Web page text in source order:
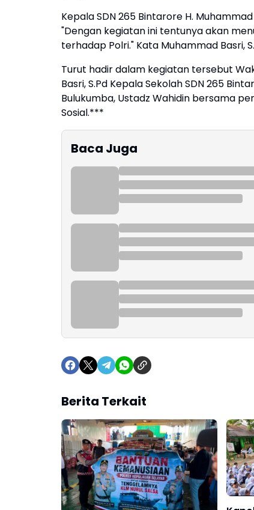
Kepala SDN 265 Bintarore H.
"Dengan kegiatan ini tentunya akan
terhadap Polri." Kata Muhammad Basri,
Turut hadir dalam kegiatan tersebut
Basri, S.Pd Kepala Sekolah SDN 265
Bulukumba, Ustadz Wahidin bersama
Sosial.***
Baca Juga
Berita Terkait